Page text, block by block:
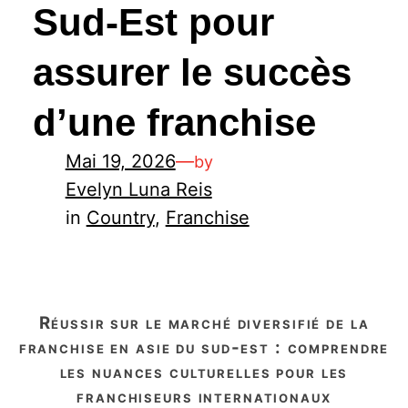
Sud-Est pour
assurer le succès
d’une franchise
Mai 19, 2026—by
Evelyn Luna Reis
in Country, Franchise
réussir sur le marché diversifié de la
franchise en asie du sud-est : comprendre
les nuances culturelles pour les
franchiseurs internationaux